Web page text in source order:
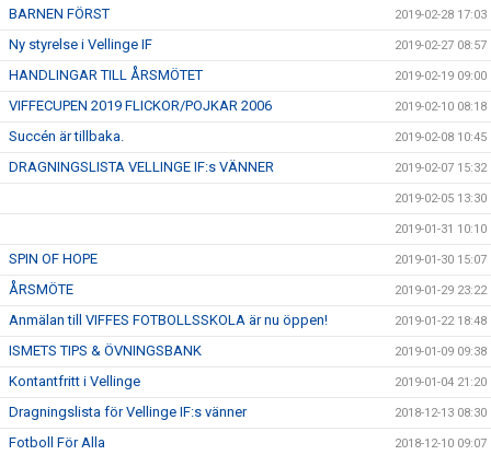
BARNEN FÖRST 2019-02-28 17:03
Ny styrelse i Vellinge IF 2019-02-27 08:57
HANDLINGAR TILL ÅRSMÖTET 2019-02-19 09:00
VIFFECUPEN 2019 FLICKOR/POJKAR 2006 2019-02-10 08:18
Succén är tillbaka. 2019-02-08 10:45
DRAGNINGSLISTA VELLINGE IF:s VÄNNER 2019-02-07 15:32
2019-02-05 13:30
2019-01-31 10:10
SPIN OF HOPE 2019-01-30 15:07
ÅRSMÖTE 2019-01-29 23:22
Anmälan till VIFFES FOTBOLLSSKOLA är nu öppen! 2019-01-22 18:48
ISMETS TIPS & ÖVNINGSBANK 2019-01-09 09:38
Kontantfritt i Vellinge 2019-01-04 21:20
Dragningslista för Vellinge IF:s vänner 2018-12-13 08:30
Fotboll För Alla 2018-12-10 09:07